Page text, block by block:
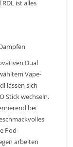
ist alles
Dual
Vape-
lassen sich
Stick wechseln.
bei
Pod-
arbeiten